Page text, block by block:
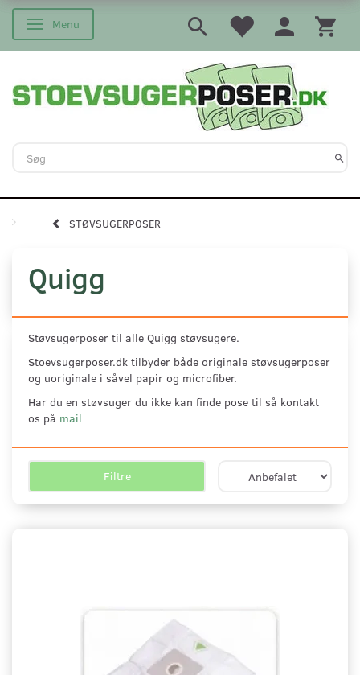
Skifte navigation
Menu
STØVSUGERPOSER
Quigg
Støvsugerposer til alle Quigg støvsugere.
Stoevsugerposer.dk tilbyder både originale støvsugerposer
og uoriginale i såvel papir og microfiber.
Har du en støvsuger du ikke kan finde pose til så kontakt
os på mail
Filtre